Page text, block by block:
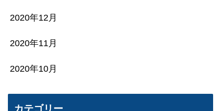
2020年12月
2020年11月
2020年10月
カテゴリー